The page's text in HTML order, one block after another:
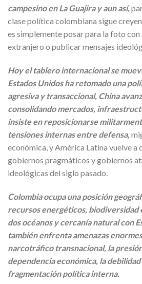
campesino en La Guajira y aun así,
clase política colombiana sigue
es simplemente posar para la foto
extranjero o publicar mensajes
Hoy el tablero internacional se
Estados Unidos ha retomado una
agresiva y transaccional, China
consolidando mercados,
insiste en reposicionarse
tensiones internas entre defensa,
económica, y América Latina vuelve a
gobiernos pragmáticos y gobiernos
ideológicas del siglo pasado.
Colombia ocupa una posición
recursos energéticos, biodiversidad
dos océanos y cercanía natural con
también enfrenta amenazas
narcotráfico transnacional, la
dependencia económica, la
fragmentación política interna.